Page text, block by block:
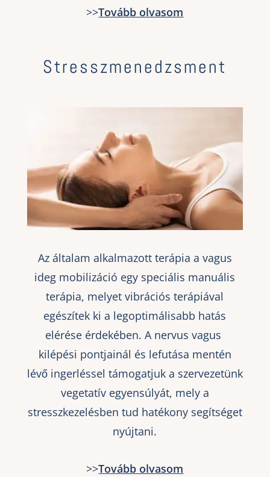
>>Tovább olvasom
Stresszmenedzsment
Az általam alkalmazott terápia a vagus
ideg mobilizáció egy speciális manuális
terápia, melyet vibrációs terápiával
egészítek ki a legoptimálisabb hatás
elérése érdekében. A nervus vagus
kilépési pontjainál és lefutása mentén
lévő ingerléssel támogatjuk a szervezetünk
vegetatív egyensúlyát, mely a
stresszkezelésben tud hatékony segítséget
nyújtani.
>>Tovább olvasom